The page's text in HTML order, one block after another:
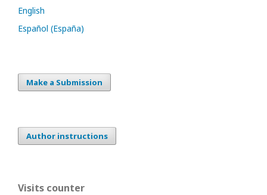
English
Español (España)
Make a Submission
Author instructions
Visits counter